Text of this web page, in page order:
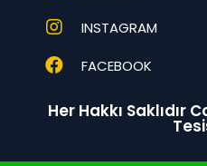
INSTAGRAM
FACEBOOK
Her Hakkı Saklıdır